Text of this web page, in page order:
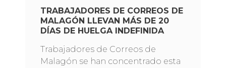
TRABAJADORES DE CORREOS DE
MALAGÓN LLEVAN MÁS DE 20
DÍAS DE HUELGA INDEFINIDA
Trabajadores de Correos de
Malagón se han concentrado esta